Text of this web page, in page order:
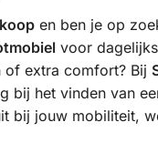
en ben je op
voor
of extra comfort? Bij
bij het vinden van
bij jouw mobiliteit,